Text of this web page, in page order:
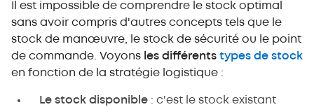
Il est impossible de comprendre le stock optimal
sans avoir compris d'autres concepts tels que le
stock de manœuvre, le stock de sécurité ou le point
de commande. Voyons les différents types de stock
en fonction de la stratégie logistique :
Le stock disponible : c'est le stock existant